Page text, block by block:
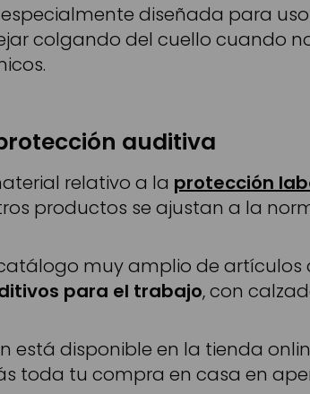
especialmente diseñada para
colgando del cuello cuando
auditiva
relativo a la protección
productos se ajustan a la
muy amplio de artículos
para el trabajo, con
disponible en la tienda
toda tu compra en casa en